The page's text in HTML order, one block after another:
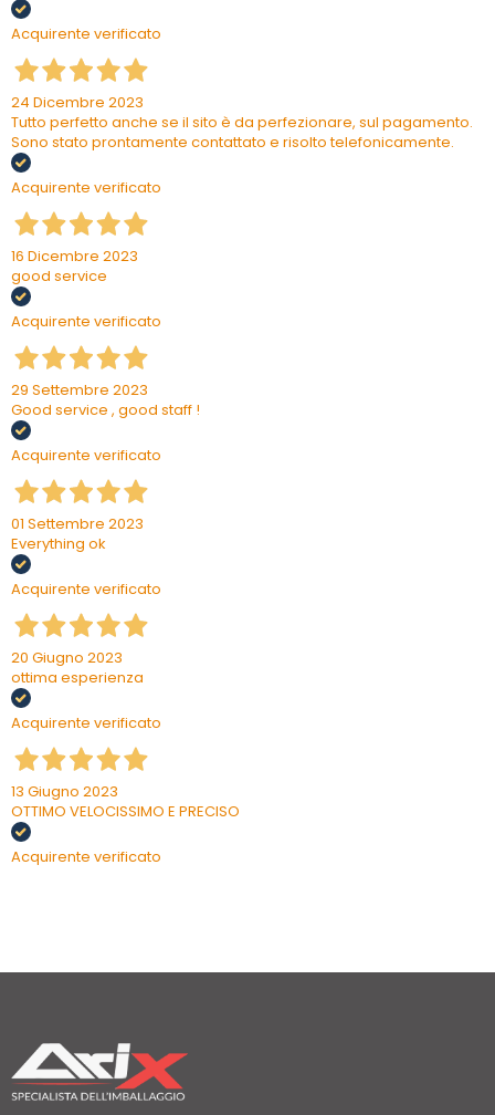
Acquirente verificato
24 Dicembre 2023
Tutto perfetto anche se il sito è da perfezionare, sul pagamento.
Sono stato prontamente contattato e risolto telefonicamente.
Acquirente verificato
16 Dicembre 2023
good service
Acquirente verificato
29 Settembre 2023
Good service , good staff !
Acquirente verificato
01 Settembre 2023
Everything ok
Acquirente verificato
20 Giugno 2023
ottima esperienza
Acquirente verificato
13 Giugno 2023
OTTIMO VELOCISSIMO E PRECISO
Acquirente verificato